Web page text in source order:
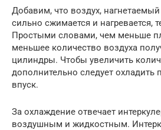
Добавим, что воздух,
сильно сжимается и нагревается,
Простыми словами, чем меньше
меньшее количество воздуха
цилиндры. Чтобы увеличить
дополнительно следует охладить
впуск.
За охлаждение отвечает
воздушным и жидкостным.